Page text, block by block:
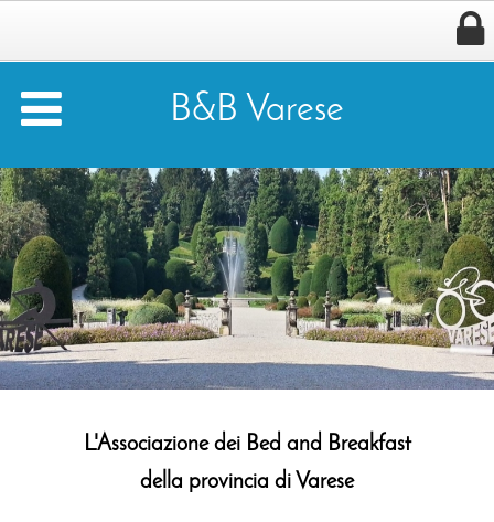

 B&B Varese
L'Associazione dei Bed and Breakfast
della provincia di Varese